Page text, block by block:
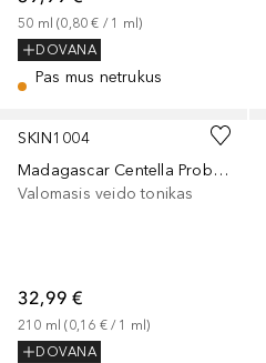
50 ml (0,80 € / 1 ml)
DOVANA
Pas mus netrukus
SKIN1004
Madagascar Centella Probio-Cica Essence Toner
Valomasis veido tonikas
32,99 €
210 ml (0,16 € / 1 ml)
DOVANA